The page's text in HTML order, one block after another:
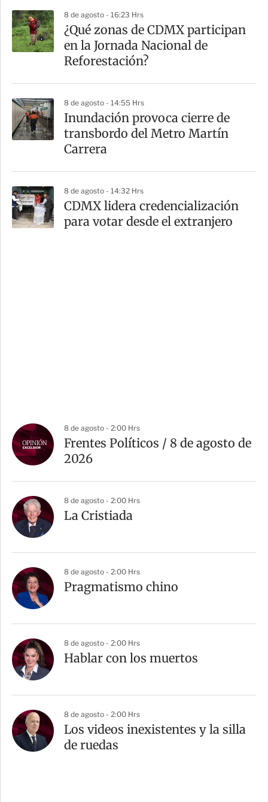
8 de agosto - 16:23 Hrs
¿Qué zonas de CDMX participan
en la Jornada Nacional de
Reforestación?
8 de agosto - 14:55 Hrs
Inundación provoca cierre de
transbordo del Metro Martín
Carrera
8 de agosto - 14:32 Hrs
CDMX lidera credencialización
para votar desde el extranjero
8 de agosto - 2:00 Hrs
Frentes Políticos / 8 de agosto de
2026
8 de agosto - 2:00 Hrs
La Cristiada
8 de agosto - 2:00 Hrs
Pragmatismo chino
8 de agosto - 2:00 Hrs
Hablar con los muertos
8 de agosto - 2:00 Hrs
Los videos inexistentes y la silla
de ruedas